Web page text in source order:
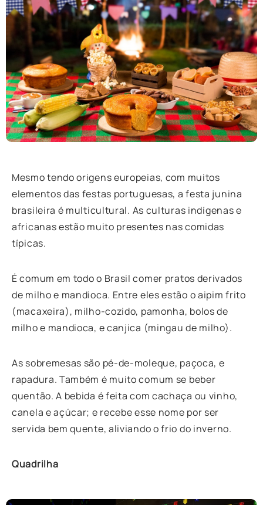
Mesmo tendo origens europeias, com muitos
elementos das festas portuguesas, a festa junina
brasileira é multicultural. As culturas indígenas e
africanas estão muito presentes nas comidas
típicas.
É comum em todo o Brasil comer pratos derivados
de milho e mandioca. Entre eles estão o aipim frito
(macaxeira), milho-cozido, pamonha, bolos de
milho e mandioca, e canjica (mingau de milho).
As sobremesas são pé-de-moleque, paçoca, e
rapadura. Também é muito comum se beber
quentão. A bebida é feita com cachaça ou vinho,
canela e açúcar; e recebe esse nome por ser
servida bem quente, aliviando o frio do inverno.
Quadrilha